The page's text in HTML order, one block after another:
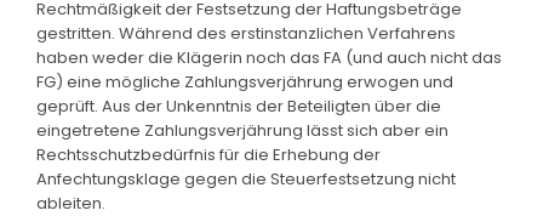
Rechtmäßigkeit der Festsetzung der Haftungsbeträge
gestritten. Während des erstinstanzlichen Verfahrens
haben weder die Klägerin noch das FA (und auch nicht das
FG) eine mögliche Zahlungsverjährung erwogen und
geprüft. Aus der Unkenntnis der Beteiligten über die
eingetretene Zahlungsverjährung lässt sich aber ein
Rechtsschutzbedürfnis für die Erhebung der
Anfechtungsklage gegen die Steuerfestsetzung nicht
ableiten.